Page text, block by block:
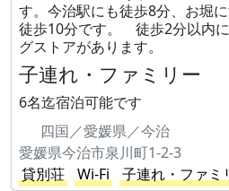
す。今治駅にも徒歩8分、お堀
徒歩10分です。 徒歩2分以内
グストアがあります。
子連れ・ファミリー
6名迄宿泊可能です
四国／愛媛県／今治
愛媛県今治市泉川町1-2-3
貸別荘
Wi-Fi 子連れ・ファミ